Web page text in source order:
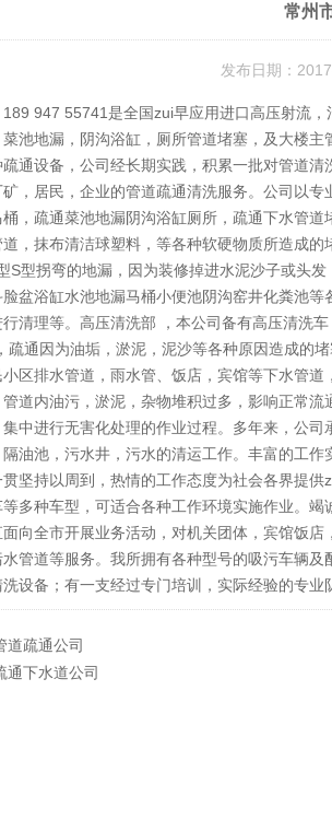
常州
发布日期：
947 55741是全国zui早应用进口高压射流
池地漏，阴沟浴缸，厕所管道堵塞，及大楼
通设备，公司经长期实践，积累一批对管道
，居民，企业的管道疏通清洗服务。公司以
，疏通菜池地漏阴沟浴缸厕所，疏通下水管
，抹布清洁球塑料，等各种软硬物质所造成
S型拐弯的地漏，因为装修掉进水泥沙子或头
盆浴缸水池地漏马桶小便池阴沟窑井化粪池
清理等。高压清洗部 ，本公司备有高压清洗
疏通因为油垢，淤泥，泥沙等各种原因造成的
区排水管道，雨水管、饭店，宾馆等下水管
道内油污，淤泥，杂物堆积过多，影响正常
中进行无害化处理的作业过程。多年来，公
油池，污水井，污水的清运工作。丰富的工
坚持以周到，热情的工作态度为社会各界提
多种车型，可适合各种工作环境实施作业。
向全市开展业务活动，对机关团体，宾馆饭
管道等服务。我所拥有各种型号的吸污车辆
设备；有一支经过专门培训，实际经验的专
道疏通公司
通下水道公司